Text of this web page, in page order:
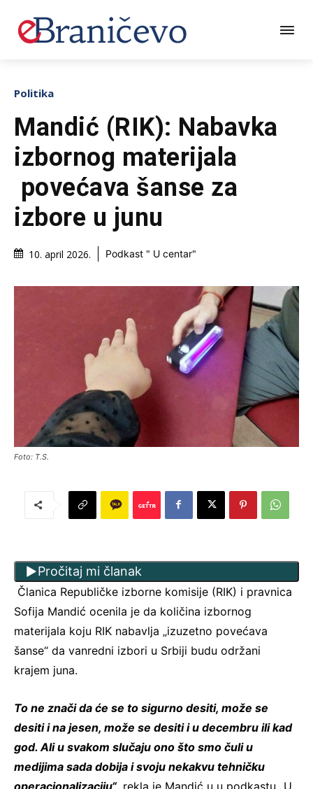
Politika
Mandić (RIK): Nabavka
izbornog materijala
povećava šanse za
izbore u junu
10. april 2026. Podkast " U centar"
Foto: T.S.
Pročitaj mi članak
Članica Republičke izborne komisije (RIK) i pravnica
Sofija Mandić ocenila je da količina izbornog
materijala koju RIK nabavlja „izuzetno povećava
šanse“ da vanredni izbori u Srbiji budu održani
krajem juna.
To ne znači da će se to sigurno desiti, može se
desiti i na jesen, može se desiti i u decembru ili kad
god. Ali u svakom slučaju ono što smo čuli u
medijima sada dobija i svoju nekakvu tehničku
operacionalizaciju“, rekla je Mandić u u podkastu „U